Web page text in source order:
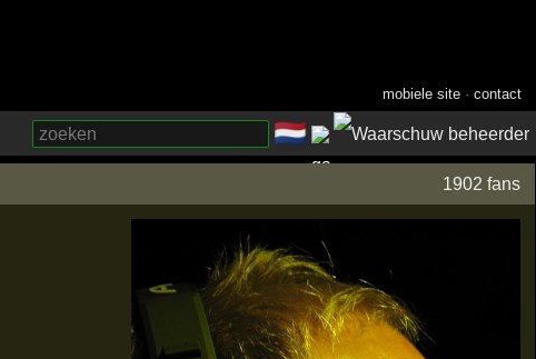
mobiele site ·contact
🇳🇱
1902 fans